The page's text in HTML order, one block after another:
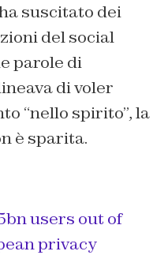
suscitato dei
del social
parole di
di voler
“nello spirito”, la
è sparita.
users out of
privacy